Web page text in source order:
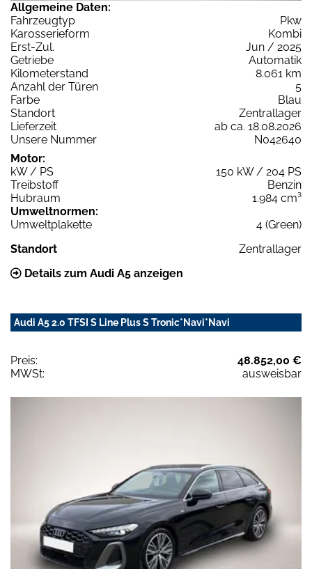
Allgemeine Daten:
Fahrzeugtyp
Pkw
Karosserieform
Kombi
Erst-Zul.
Jun / 2025
Getriebe
Automatik
Kilometerstand
8.061 km
Anzahl der Türen
5
Farbe
Blau
Standort
Zentrallager
Lieferzeit
ab ca. 18.08.2026
Unsere Nummer
N042640
Motor:
kW / PS
150 kW / 204 PS
Treibstoff
Benzin
Hubraum
1.984 cm³
Umweltnormen:
Umweltplakette
4 (Green)
Standort
Zentrallager
Details zum Audi A5 anzeigen
Audi A5 2.0 TFSI S Line Plus S Tronic*Navi*Navi
Preis:
48.852,00 €
MWSt:
ausweisbar